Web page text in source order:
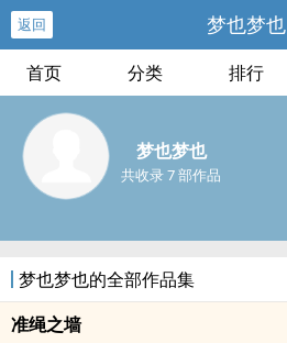
返回 梦也梦也
首页 分类 排行
梦也梦也
共收录 7 部作品
梦也梦也的全部作品集
准绳之墙